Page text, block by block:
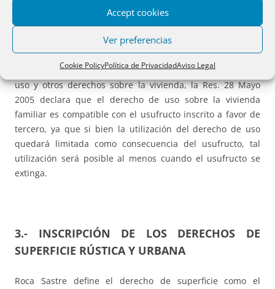
Accept cookies
Ver preferencias
Cookie PolicyPolítica de PrivacidadAviso Legal
atribuyó también a los hijos que quedan a su cuidado,
sería necesario también el consentimiento de éstos o la
En relación con la compatibilidad entre este derecho de
uso y otros derechos sobre la vivienda, la Res. 28 Mayo
2005 declara que el derecho de uso sobre la vivienda
familiar es compatible con el usufructo inscrito a favor de
tercero, ya que si bien la utilización del derecho de uso
quedará limitada como consecuencia del usufructo, tal
utilización será posible al menos cuando el usufructo se
extinga.
3.- INSCRIPCIÓN DE LOS DERECHOS DE
SUPERFICIE RÚSTICA Y URBANA
Roca Sastre define el derecho de superficie como el